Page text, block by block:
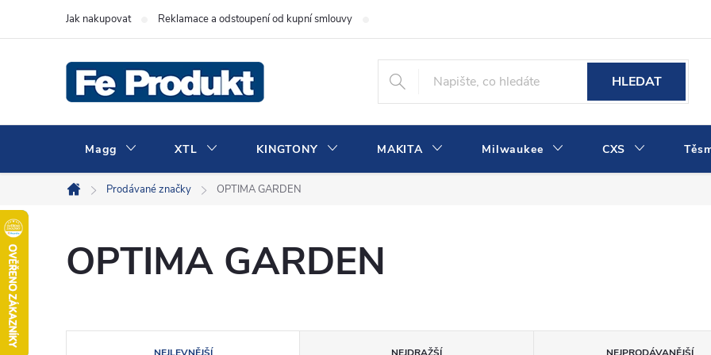
Jak nakupovat Reklamace a odstoupení od kupní smlouvy
HLEDAT
Magg XTL KINGTONY MAKITA Milwaukee CXS
Domů
Prodávané značky OPTIMA GARDEN
OPTIMA GARDEN